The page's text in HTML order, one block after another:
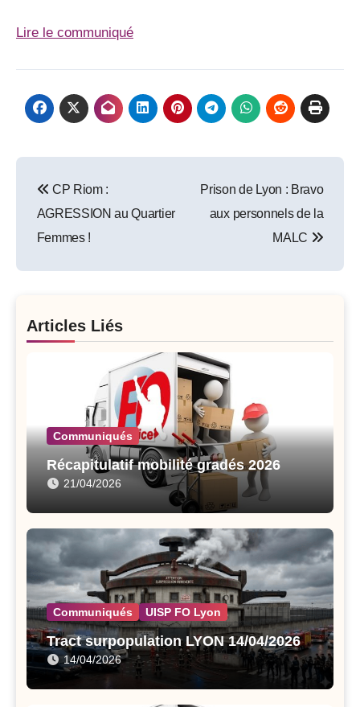
Lire le communiqué
navigation
CP Riom :
AGRESSION au Quartier
Femmes !
Prison de Lyon : Bravo
aux personnels de la
MALC
Articles Liés
Communiqués
Récapitulatif mobilité gradés 2026
21/04/2026
Communiqués UISP FO Lyon
Tract surpopulation LYON 14/04/2026
14/04/2026